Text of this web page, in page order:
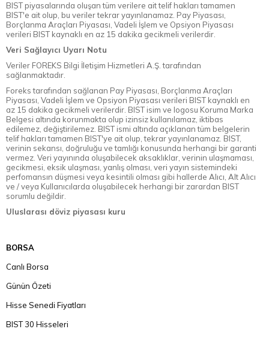
BIST piyasalarında oluşan tüm verilere ait telif hakları tamamen
BIST'e ait olup, bu veriler tekrar yayınlanamaz. Pay Piyasası,
Borçlanma Araçları Piyasası, Vadeli İşlem ve Opsiyon Piyasası
verileri BIST kaynaklı en az 15 dakika gecikmeli verilerdir.
Veri Sağlayıcı Uyarı Notu
Veriler FOREKS Bilgi İletişim Hizmetleri A.Ş. tarafından
sağlanmaktadır.
Foreks tarafından sağlanan Pay Piyasası, Borçlanma Araçları
Piyasası, Vadeli İşlem ve Opsiyon Piyasası verileri BIST kaynaklı en
az 15 dakika gecikmeli verilerdir. BIST isim ve logosu Koruma Marka
Belgesi altında korunmakta olup izinsiz kullanılamaz, iktibas
edilemez, değiştirilemez. BIST ismi altında açıklanan tüm belgelerin
telif hakları tamamen BIST'ye ait olup, tekrar yayınlanamaz. BIST,
verinin sekansı, doğruluğu ve tamlığı konusunda herhangi bir garanti
vermez. Veri yayınında oluşabilecek aksaklıklar, verinin ulaşmaması,
gecikmesi, eksik ulaşması, yanlış olması, veri yayın sistemindeki
perfomansın düşmesi veya kesintili olması gibi hallerde Alıcı, Alt Alıcı
ve / veya Kullanıcılarda oluşabilecek herhangi bir zarardan BIST
sorumlu değildir.
Uluslarası döviz piyasası kuru
BORSA
Canlı Borsa
Günün Özeti
Hisse Senedi Fiyatları
BIST 30 Hisseleri